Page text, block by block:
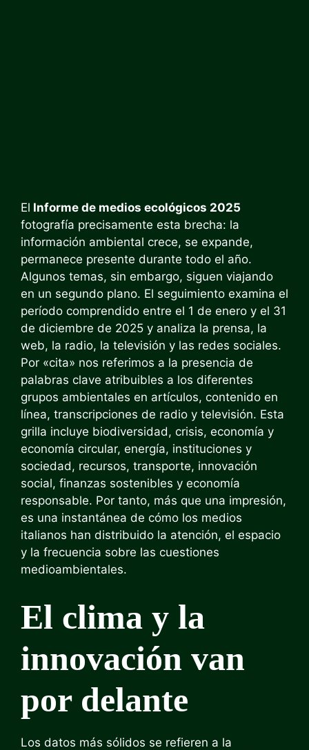
El Informe de medios ecológicos 2025
fotografía precisamente esta brecha: la
información ambiental crece, se expande,
permanece presente durante todo el año.
Algunos temas, sin embargo, siguen viajando
en un segundo plano. El seguimiento examina el
período comprendido entre el 1 de enero y el 31
de diciembre de 2025 y analiza la prensa, la
web, la radio, la televisión y las redes sociales.
Por «cita» nos referimos a la presencia de
palabras clave atribuibles a los diferentes
grupos ambientales en artículos, contenido en
línea, transcripciones de radio y televisión. Esta
grilla incluye biodiversidad, crisis, economía y
economía circular, energía, instituciones y
sociedad, recursos, transporte, innovación
social, finanzas sostenibles y economía
responsable. Por tanto, más que una impresión,
es una instantánea de cómo los medios
italianos han distribuido la atención, el espacio
y la frecuencia sobre las cuestiones
medioambientales.
El clima y la
innovación van
por delante
Los datos más sólidos se refieren a la